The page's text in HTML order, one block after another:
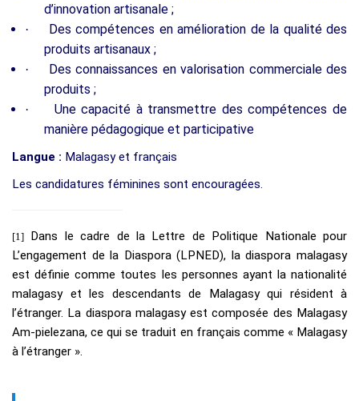
d’innovation artisanale ;
·
Des compétences en amélioration de la qualité des
produits artisanaux ;
·
Des connaissances en valorisation commerciale des
produits ;
·
Une capacité à transmettre des compétences de
manière pédagogique et participative
Langue : Malagasy et français
Les candidatures féminines sont encouragées.
[1] Dans le cadre de la Lettre de Politique Nationale pour
L’engagement de la Diaspora (LPNED), la diaspora malagasy
est définie comme toutes les personnes ayant la nationalité
malagasy et les descendants de Malagasy qui résident à
l’étranger. La diaspora malagasy est composée des Malagasy
Am-pielezana, ce qui se traduit en français comme « Malagasy
à l’étranger ».